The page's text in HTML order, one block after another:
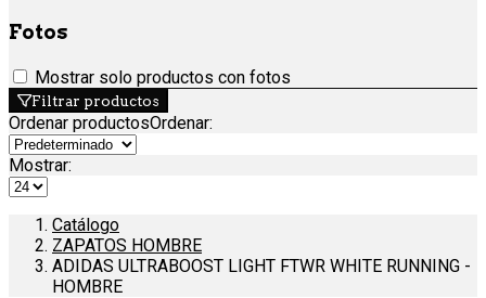
Fotos
Mostrar solo productos con fotos
Filtrar productos
Ordenar productosOrdenar:
Mostrar:
Catálogo
ZAPATOS HOMBRE
ADIDAS ULTRABOOST LIGHT FTWR WHITE RUNNING -
HOMBRE